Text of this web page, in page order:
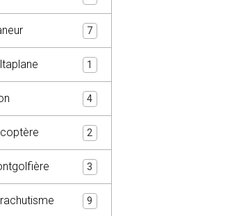
7
1
4
2
3
9